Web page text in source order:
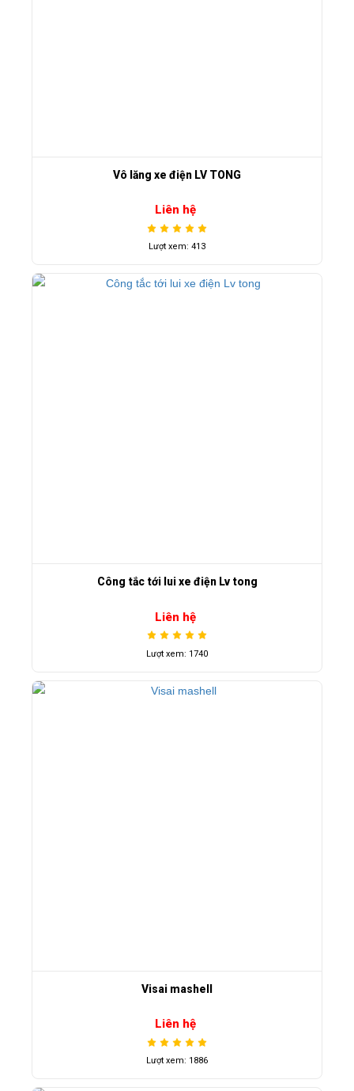
Vô lăng xe điện LV TONG
Liên hệ
Lượt xem: 413
Công tắc tới lui xe điện Lv tong
Liên hệ
Lượt xem: 1740
Visai mashell
Liên hệ
Lượt xem: 1886